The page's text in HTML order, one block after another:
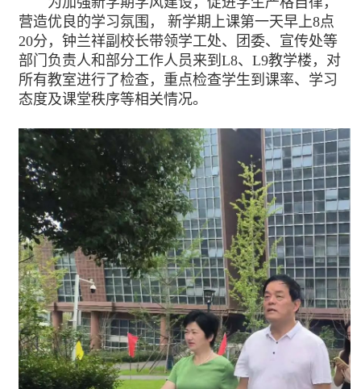
营造优良的学习氛围， 新学期上课第一天早上8点
20分，钟兰祥副校长带领学工处、团委、宣传处等
部门负责人和部分工作人员来到L8、L9教学楼，对
所有教室进行了检查，重点检查学生到课率、学习
态度及课堂秩序等相关情况。